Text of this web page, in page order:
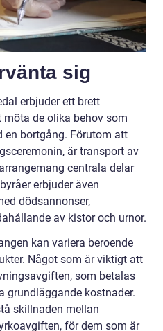
sig
erbjuder ett brett
de olika behov som
en bortgång. Förutom att
är transport av
centrala delar
erbjuder även
dödsannonser,
av kistor och urnor.
kan variera beroende
Något som är viktigt att
som betalas
grundläggande kostnader.
skillnaden mellan
för dem som är